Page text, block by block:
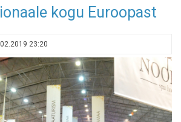
kogu Euroopast
23:20